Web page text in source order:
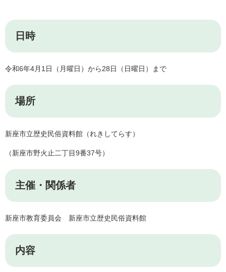
日時
​令和6年4月1日（月曜日）から28日（日曜日）まで
場所
新座市立歴史民俗資料館（れきしてらす）
（新座市野火止二丁目9番37号）
主催・関係者
​​新座市教育委員会 新座市立歴史民俗資料館
内容